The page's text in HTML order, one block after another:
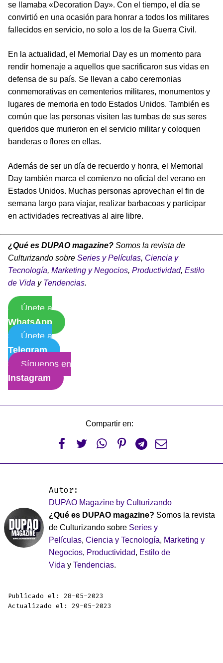
se llamaba «Decoration Day». Con el tiempo, el día se
convirtió en una ocasión para honrar a todos los militares
fallecidos en servicio, no solo a los de la Guerra Civil.
En la actualidad, el Memorial Day es un momento para
rendir homenaje a aquellos que sacrificaron sus vidas en
defensa de su país. Se llevan a cabo ceremonias
conmemorativas en cementerios militares, monumentos y
lugares de memoria en todo Estados Unidos. También es
común que las personas visiten las tumbas de sus seres
queridos que murieron en el servicio militar y coloquen
banderas o flores en ellas.
Además de ser un día de recuerdo y honra, el Memorial
Day también marca el comienzo no oficial del verano en
Estados Unidos. Muchas personas aprovechan el fin de
semana largo para viajar, realizar barbacoas y participar
en actividades recreativas al aire libre.
¿Qué es DUPAO magazine? Somos la revista de
Culturizando sobre Series y Películas, Ciencia y
Tecnología, Marketing y Negocios, Productividad, Estilo
de Vida y Tendencias.
Únete a
WhatsApp
Únete a
Telegram
Síguenos en
Instagram
Compartir en:
     
Autor:
DUPAO Magazine by Culturizando
¿Qué es DUPAO magazine? Somos la revista
de Culturizando sobre Series y
Películas, Ciencia y Tecnología, Marketing y
Negocios, Productividad, Estilo de
Vida y Tendencias.
Publicado el: 28-05-2023
Actualizado el: 29-05-2023